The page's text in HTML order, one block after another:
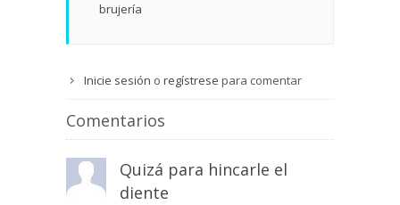
brujería
Inicie sesión o regístrese para comentar
Comentarios
Quizá para hincarle el
diente